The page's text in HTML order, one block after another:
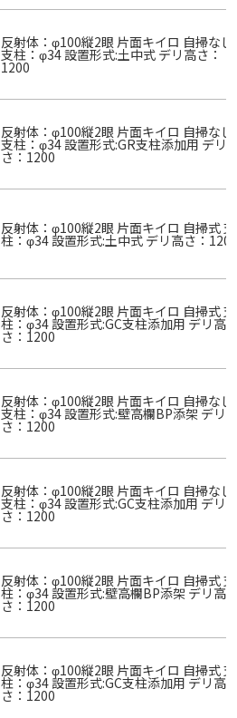
反射体：φ100縦2眼 片面キイロ 自掃なし
支柱：φ34 設置形式:土中式 デリ高さ：
1200
反射体：φ100縦2眼 片面キイロ 自掃なし
支柱：φ34 設置形式:GR支柱添加用 デリ
さ：1200
反射体：φ100縦2眼 片面キイロ 自掃式 支
柱：φ34 設置形式:土中式 デリ高さ：1200
反射体：φ100縦2眼 片面キイロ 自掃式 支
柱：φ34 設置形式:GC支柱添加用 デリ高
さ：1200
反射体：φ100縦2眼 片面キイロ 自掃なし
支柱：φ34 設置形式:壁高欄BP添架 デリ
さ：1200
反射体：φ100縦2眼 片面キイロ 自掃なし
支柱：φ34 設置形式:GC支柱添加用 デリ
さ：1200
反射体：φ100縦2眼 片面キイロ 自掃式 支
柱：φ34 設置形式:壁高欄BP添架 デリ高
さ：1200
反射体：φ100縦2眼 片面キイロ 自掃式 支
柱：φ34 設置形式:GC支柱添加用 デリ高
さ：1200